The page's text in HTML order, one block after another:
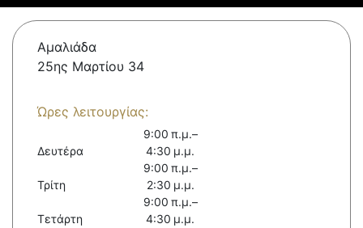
Αμαλιάδα
25ης Μαρτίου 34
Ώρες λειτουργίας:
Δευτέρα
9:00 π.μ.–
4:30 μ.μ.
Τρίτη
9:00 π.μ.–
2:30 μ.μ.
Τετάρτη
9:00 π.μ.–
4:30 μ.μ.